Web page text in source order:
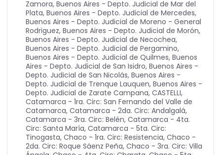
Zamora, Buenos Aires - Depto. Judicial de Mar del
Plata, Buenos Aires - Depto. Judicial de Mercedes,
Buenos Aires - Depto. Judicial de Moreno - General
Rodriguez, Buenos Aires - Depto. Judicial de Morón,
Buenos Aires - Depto. Judicial de Necochea,
Buenos Aires - Depto. Judicial de Pergamino,
Buenos Aires - Depto. Judicial de Quilmes, Buenos
Aires - Depto. Judicial de San Isidro, Buenos Aires -
Depto. Judicial de San Nicolás, Buenos Aires -
Depto. Judicial de Trenque Lauquen, Buenos Aires -
Depto. Judicial de Zarate Campana, CASTELLI,
Catamarca - 1ra. Circ: San Fernando del Valle de
Catamarca, Catamarca - 2da. Circ: Andalgalá,
Catamarca - 3ra. Circ: Belén, Catamarca - 4ta.
Circ: Santa María, Catamarca - 5ta. Circ:
Tinogasta, Chaco - 1ra. Circ: Resistencia, Chaco -
2da. Circ: Roque Sáenz Peña, Chaco - 3ra. Circ: Villa